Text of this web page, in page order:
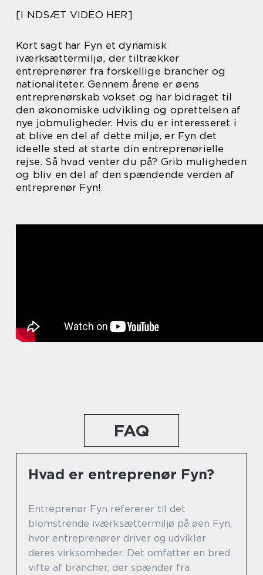
[I NDSÆT VIDEO HER]
Kort sagt har Fyn et dynamisk
iværksættermiljø, der tiltrækker
entreprenører fra forskellige brancher og
nationaliteter. Gennem årene er øens
entreprenørskab vokset og har bidraget til
den økonomiske udvikling og oprettelsen af
nye jobmuligheder. Hvis du er interesseret i
at blive en del af dette miljø, er Fyn det
ideelle sted at starte din entreprenørielle
rejse. Så hvad venter du på? Grib muligheden
og bliv en del af den spændende verden af
entreprenør Fyn!
FAQ
Hvad er entreprenør Fyn?
Entreprenør Fyn refererer til det
blomstrende iværksættermiljø på øen Fyn,
hvor entreprenører driver og udvikler
deres virksomheder. Det omfatter en bred
vifte af brancher, der spænder fra